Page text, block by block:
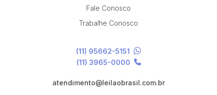
Fale Conosco
Trabalhe Conosco
(11) 95662-5151
(11) 3965-0000
atendimento@leilaobrasil.com.br